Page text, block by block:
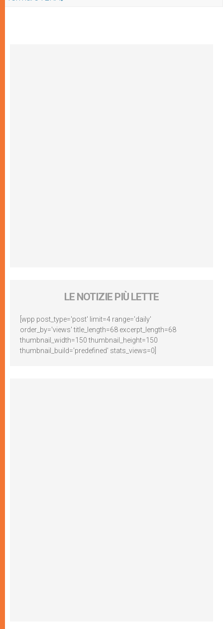
LE NOTIZIE PIÙ LETTE
[wpp post_type='post' limit=4 range='daily'
order_by='views' title_length=68 excerpt_length=68
thumbnail_width=150 thumbnail_height=150
thumbnail_build='predefined' stats_views=0]